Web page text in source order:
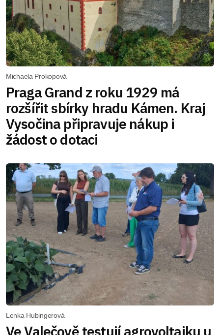
Michaela Prokopová
Praga Grand z roku 1929 má
rozšířit sbírky hradu Kámen. Kraj
Vysočina připravuje nákup i
žádost o dotaci
Lenka Hubingerová